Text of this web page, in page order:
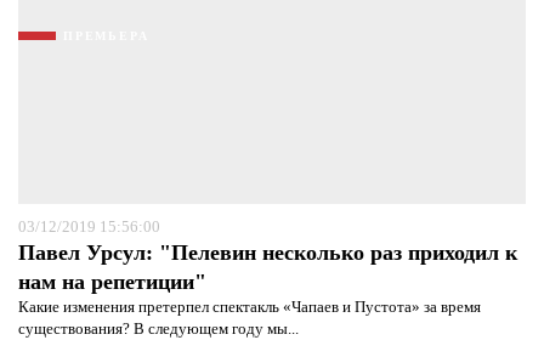
03/12/2019 15:56:00
Павел Урсул: "Пелевин несколько раз приходил к
нам на репетиции"
Какие изменения претерпел спектакль «Чапаев и Пустота» за время
существования? В следующем году мы...